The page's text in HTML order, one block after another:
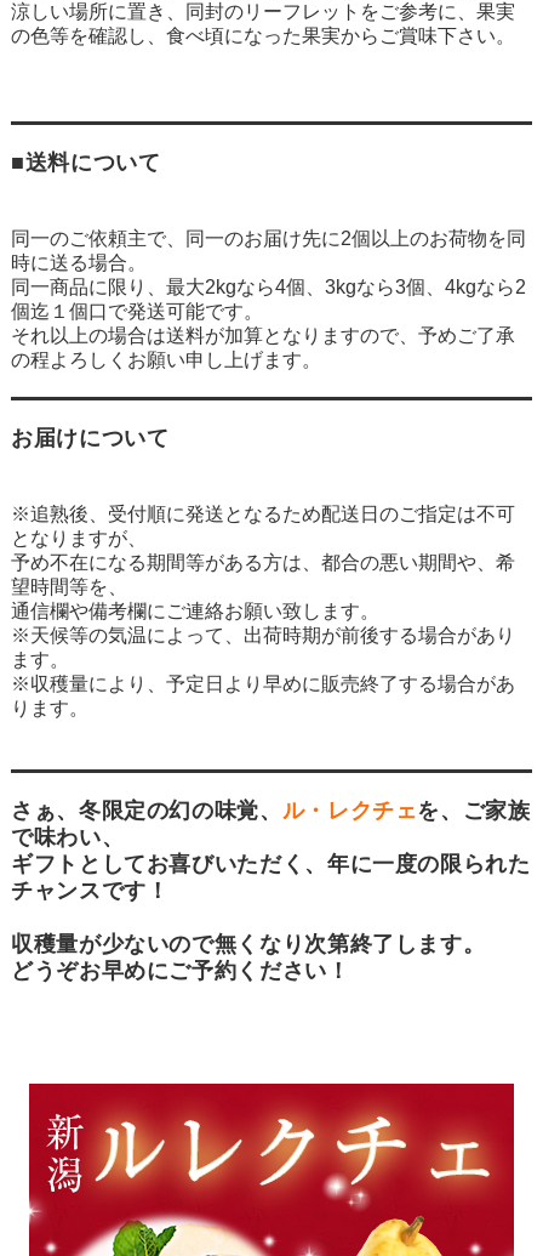
涼しい場所に置き、同封のリーフレットをご参考に、果実
の色等を確認し、食べ頃になった果実からご賞味下さい。
■送料について
同一のご依頼主で、同一のお届け先に2個以上のお荷物を同
時に送る場合。
同一商品に限り、最大2kgなら4個、3kgなら3個、4kgなら2
個迄１個口で発送可能です。
それ以上の場合は送料が加算となりますので、予めご了承
の程よろしくお願い申し上げます。
お届けについて
※追熟後、受付順に発送となるため配送日のご指定は不可
となりますが、
予め不在になる期間等がある方は、都合の悪い期間や、希
望時間等を、
通信欄や備考欄にご連絡お願い致します。
※天候等の気温によって、出荷時期が前後する場合があり
ます。
※収穫量により、予定日より早めに販売終了する場合があ
ります。
さぁ、冬限定の幻の味覚、 ル・レクチェを、ご家族
で味わい、
ギフトとしてお喜びいただく、年に一度の限られた
チャンスです！
収穫量が少ないので無くなり次第終了します。
どうぞお早めにご予約ください！